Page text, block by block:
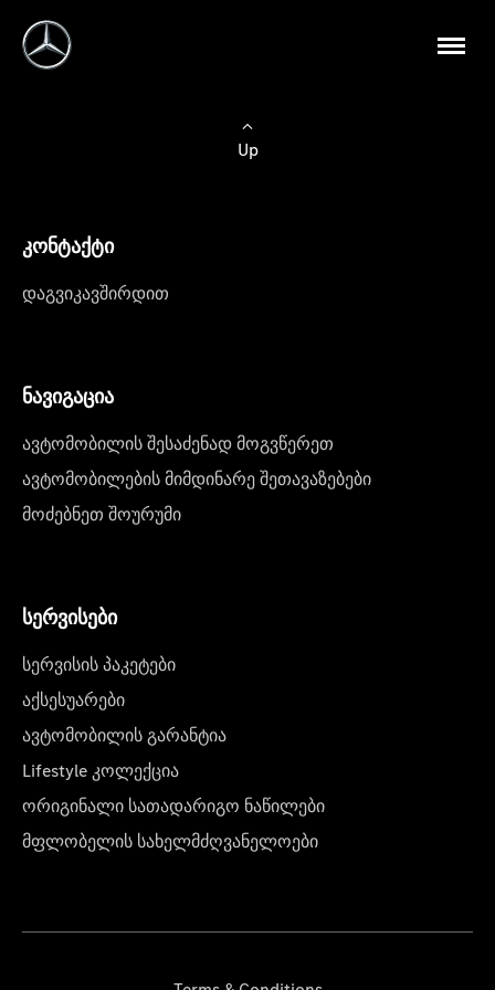
Up
კონტაქტი
დაგვიკავშირდით
ნავიგაცია
ავტომობილის შესაძენად მოგვწერეთ
ავტომობილების მიმდინარე შეთავაზებები
მოძებნეთ შოურუმი
სერვისები
სერვისის პაკეტები
აქსესუარები
ავტომობილის გარანტია
Lifestyle კოლექცია
ორიგინალი სათადარიგო ნაწილები
მფლობელის სახელმძღვანელოები